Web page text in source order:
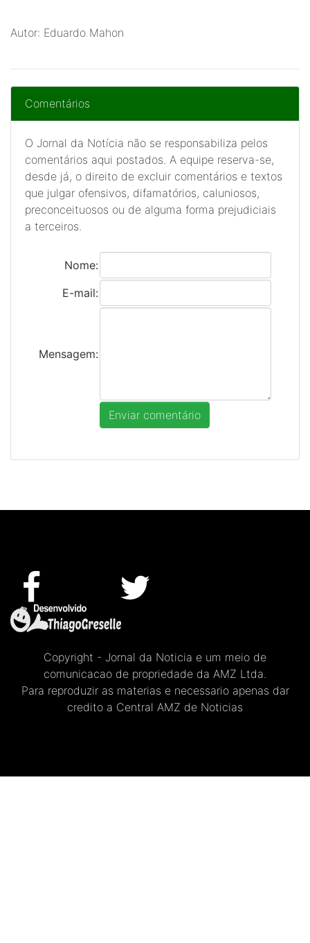
Autor: Eduardo Mahon
Comentários
O Jornal da Notícia não se responsabiliza pelos
comentários aqui postados. A equipe reserva-se,
desde já, o direito de excluir comentários e textos
que julgar ofensivos, difamatórios, caluniosos,
preconceituosos ou de alguma forma prejudiciais
a terceiros.
Nome:
E-mail:
Mensagem:
Copyright - Jornal da Noticia e um meio de
comunicacao de propriedade da AMZ Ltda.
Para reproduzir as materias e necessario apenas dar
credito a Central AMZ de Noticias